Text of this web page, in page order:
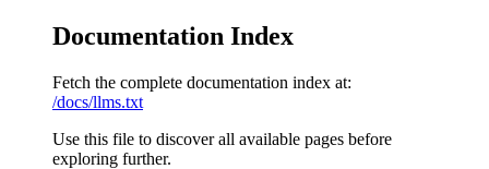
Documentation Index
Fetch the complete documentation index at:
/docs/llms.txt
Use this file to discover all available pages before
exploring further.